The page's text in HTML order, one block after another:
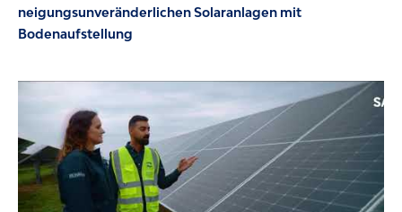
neigungsunveränderlichen Solaranlagen mit
Bodenaufstellung